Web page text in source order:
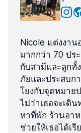
Nicole แต่งงา
มากกว่า 70 ปร
กับสามีและลูกทั้
ภัยและประสบก
โยงกับจุดหมาย
ไม่ว่าเธอจะเดิ
หาที่พัก ร้านอา
ช่วยให้เธอได้เ